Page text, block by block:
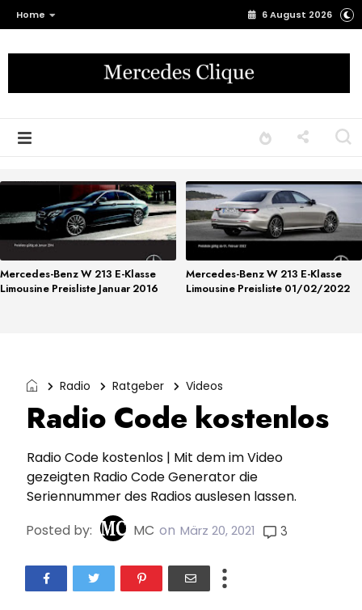
Home 6 August 2026
Mercedes-Benz W 213 E-Klasse
Limousine Preisliste Januar 2016
Mercedes-Benz W 213 E-Klasse
Limousine Preisliste 01/02/2022
Radio Ratgeber Videos
Radio Code kostenlos
Radio Code kostenlos | Mit dem im Video
gezeigten Radio Code Generator die
Seriennummer des Radios auslesen lassen.
Posted by:
MC on März 20, 2021 3